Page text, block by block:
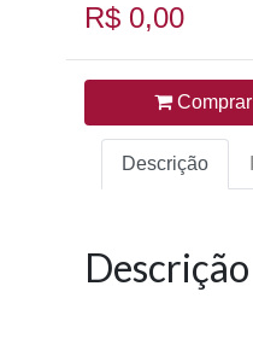
R$ 0,00
Comprar
Descrição
Descrição